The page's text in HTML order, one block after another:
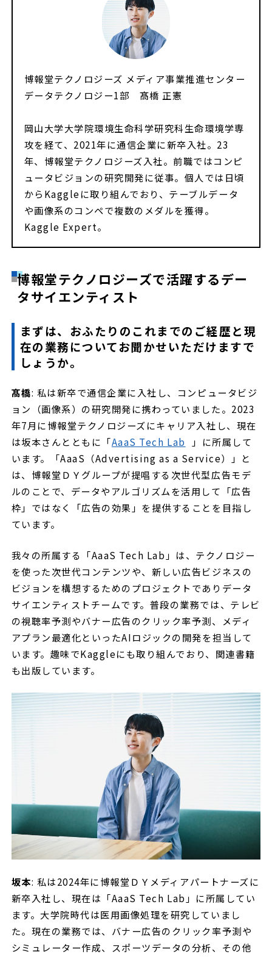
博報堂テクノロジーズ メディア事業推進センター
データテクノロジー1部 髙橋 正憲
岡山大学大学院環境生命科学研究科生命環境学専
攻を経て、2021年に通信企業に新卒入社。23
年、博報堂テクノロジーズ入社。前職ではコンピ
ュータビジョンの研究開発に従事。個人では日頃
からKaggleに取り組んでおり、テーブルデータ
や画像系のコンペで複数のメダルを獲得。
Kaggle Expert。
博報堂テクノロジーズで活躍するデー
タサイエンティスト
まずは、おふたりのこれまでのご経歴と現
在の業務についてお聞かせいただけますで
しょうか。
髙橋: 私は新卒で通信企業に入社し、コンピュータビジ
ョン（画像系）の研究開発に携わっていました。2023
年7月に博報堂テクノロジーズにキャリア入社し、現在
は坂本さんとともに「AaaS Tech Lab
」に所属して
います。「AaaS（Advertising as a Service）」と
は、博報堂ＤＹグループが提唱する次世代型広告モデ
ルのことで、データやアルゴリズムを活用して「広告
枠」ではなく「広告の効果」を提供することを目指し
ています。
我々の所属する「AaaS Tech Lab」は、テクノロジー
を使った次世代コンテンツや、新しい広告ビジネスの
ビジョンを構想するためのプロジェクトでありデータ
サイエンティストチームです。普段の業務では、テレビ
の視聴率予測やバナー広告のクリック率予測、メディ
アプラン最適化といったAIロジックの開発を担当して
います。趣味でKaggleにも取り組んでおり、関連書籍
も出版しています。
坂本: 私は2024年に博報堂ＤＹメディアパートナーズに
新卒入社し、現在は「AaaS Tech Lab」に所属してい
ます。大学院時代は医用画像処理を研究していまし
た。現在の業務では、バナー広告のクリック率予測や
シミュレーター作成、スポーツデータの分析、その他